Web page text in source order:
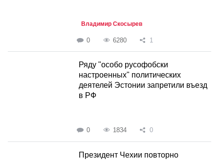
Владимир Скосырев
0 6280 1
Ряду "особо русофобски
настроенных" политических
деятелей Эстонии запретили въезд
в РФ
0 1834 0
Президент Чехии повторно